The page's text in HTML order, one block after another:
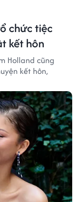
chức tiệc
kết hôn
Holland cũng
kết hôn,